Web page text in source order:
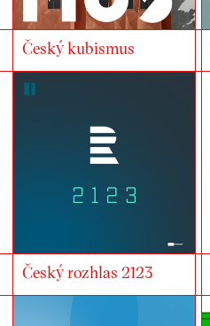
Český kubismus
Český rozhlas 2123